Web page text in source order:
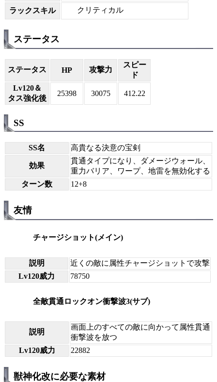
ラックスキル
クリティカル
ステータス
ステータス HP 攻撃力
スピー
ド
Lv120＆
タス強化後
25398 30075 412.22
SS
SS名 高貴なる決意の宝剣
効果
貫通タイプになり、ダメージウォール、
重力バリア、ワープ、地雷を無効化する
ターン数
12+8
友情
チャージショット(メイン)
説明
近くの敵に属性チャージショットで攻撃
Lv120威力
78750
全敵貫通ロックオン衝撃波3(サブ)
説明
画面上のすべての敵に向かって属性貫通
衝撃波を放つ
Lv120威力
22882
獣神化改に必要な素材